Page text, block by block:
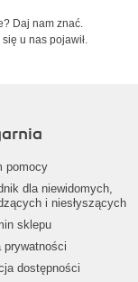
Daj nam znać.
u nas pojawił.
pomocy
dla niewidomych,
i niesłyszących
sklepu
prywatności
dostępności